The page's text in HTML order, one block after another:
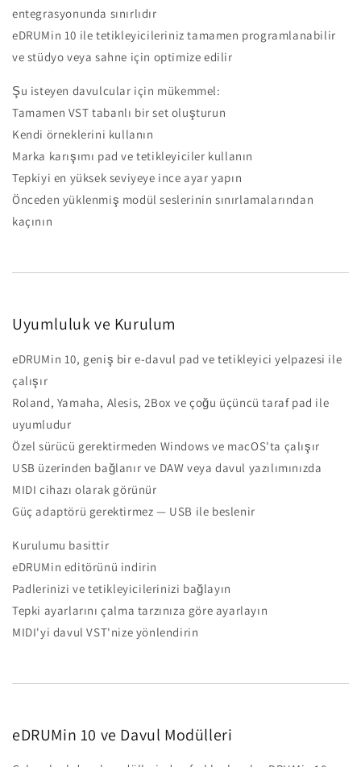
entegrasyonunda sınırlıdır
eDRUMin 10 ile tetikleyicileriniz tamamen programlanabilir
ve stüdyo veya sahne için optimize edilir
Şu isteyen davulcular için mükemmel:
Tamamen VST tabanlı bir set oluşturun
Kendi örneklerini kullanın
Marka karışımı pad ve tetikleyiciler kullanın
Tepkiyi en yüksek seviyeye ince ayar yapın
Önceden yüklenmiş modül seslerinin sınırlamalarından
kaçının
Uyumluluk ve Kurulum
eDRUMin 10, geniş bir e-davul pad ve tetikleyici yelpazesi ile
çalışır
Roland, Yamaha, Alesis, 2Box ve çoğu üçüncü taraf pad ile
uyumludur
Özel sürücü gerektirmeden Windows ve macOS'ta çalışır
USB üzerinden bağlanır ve DAW veya davul yazılımınızda
MIDI cihazı olarak görünür
Güç adaptörü gerektirmez — USB ile beslenir
Kurulumu basittir
eDRUMin editörünü indirin
Padlerinizi ve tetikleyicilerinizi bağlayın
Tepki ayarlarını çalma tarzınıza göre ayarlayın
MIDI'yi davul VST'nize yönlendirin
eDRUMin 10 ve Davul Modülleri